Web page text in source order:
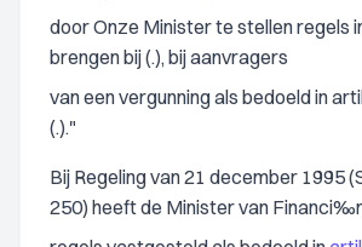
door Onze Minister te stellen regels
brengen bij (.), bij aanvragers
van een vergunning als bedoeld in
(.)."
Bij Regeling van 21 december 1995
250) heeft de Minister van